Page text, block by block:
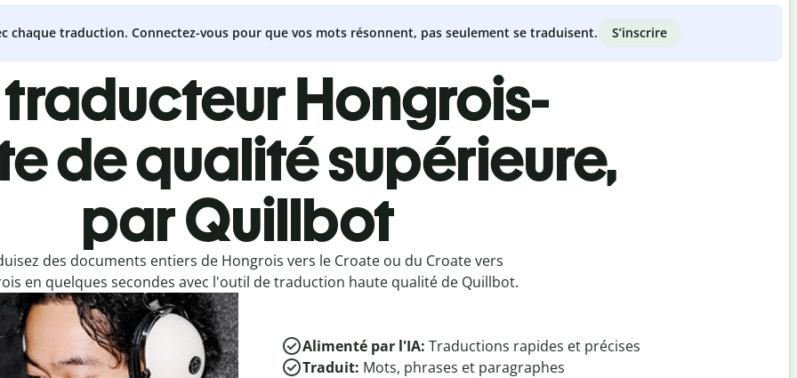
chaque traduction. Connectez-vous pour que vos mots résonnent, pas seulement se traduisent. S’inscrire
traducteur Hongrois-
de qualité supérieure,
par Quillbot
des documents entiers de Hongrois vers le Croate ou du Croate vers
en quelques secondes avec l'outil de traduction haute qualité de Quillbot.
Alimenté par l'IA: Traductions rapides et précises
Traduit: Mots, phrases et paragraphes